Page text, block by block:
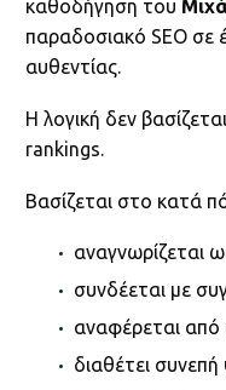
καθοδήγηση του
παραδοσιακό SEO σε
αυθεντίας.
Η λογική δεν
rankings.
Βασίζεται στο κατά
αναγνωρίζεται
συνδέεται με
αναφέρεται από
διαθέτει